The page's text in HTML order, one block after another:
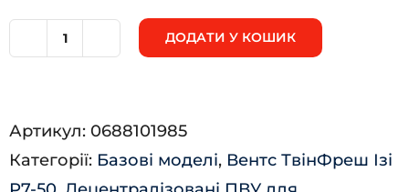
ВЕНТС
РА7-
50-
ДОДАТИ У КОШИК
Артикул: 0688101985
Категорії: Базові моделі, Вентс ТвінФреш Ізі